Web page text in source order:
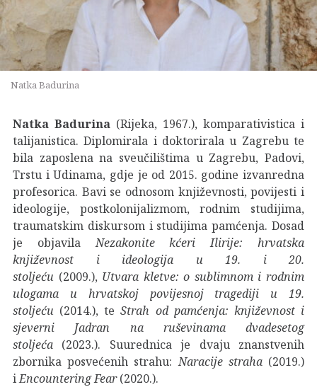
Natka Badurina
Natka Badurina (Rijeka, 1967.), komparativistica i
talijanistica. Diplomirala i doktorirala u Zagrebu te
bila zaposlena na sveučilištima u Zagrebu, Padovi,
Trstu i Udinama, gdje je od 2015. godine izvanredna
profesorica. Bavi se odnosom književnosti, povijesti i
ideologije, postkolonijalizmom, rodnim studijima,
traumatskim diskursom i studijima pamćenja. Dosad
je objavila Nezakonite kćeri Ilirije: hrvatska
književnost i ideologija u 19. i 20.
stoljeću (2009.), Utvara kletve: o sublimnom i rodnim
ulogama u hrvatskoj povijesnoj tragediji u 19.
stoljeću (2014.), teStrah od pamćenja: književnost i
sjeverni Jadran na ruševinama dvadesetog
stoljeća (2023.). Suurednica je dvaju znanstvenih
zbornika posvećenih strahu: Naracije straha (2019.)
i Encountering Fear(2020.).